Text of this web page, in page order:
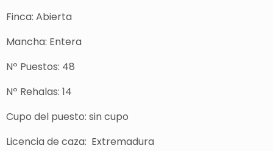
Finca: Abierta
Mancha: Entera
Nº Puestos: 48
Nº Rehalas: 14
Cupo del puesto: sin cupo
Licencia de caza: Extremadura